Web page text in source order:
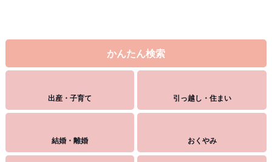
かんたん検索
出産・子育て 引っ越し・住まい
結婚・離婚 おくやみ